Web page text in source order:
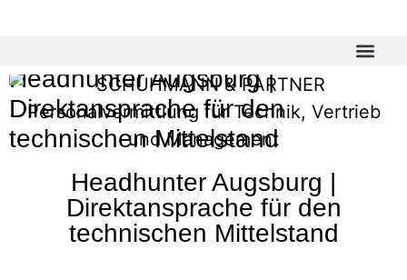
Headhunter Augsburg |
Direktansprache für den
technischen Mittelstand
Headhunter Augsburg |
Direktansprache für den
technischen Mittelstand